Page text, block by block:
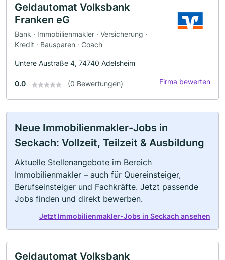
Geldautomat Volksbank
Franken eG
Bank · Immobilienmakler · Versicherung ·
Kredit · Bausparen · Coach
Untere Austraße 4, 74740 Adelsheim
0.0 (0 Bewertungen) Firma bewerten
Neue Immobilienmakler-Jobs in
Seckach: Vollzeit, Teilzeit & Ausbildung
Aktuelle Stellenangebote im Bereich
Immobilienmakler – auch für Quereinsteiger,
Berufseinsteiger und Fachkräfte. Jetzt passende
Jobs finden und direkt bewerben.
Jetzt Immobilienmakler-Jobs in Seckach ansehen
Geldautomat Volksbank